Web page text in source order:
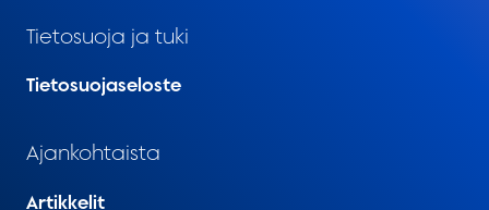
Tietosuoja ja tuki
Tietosuojaseloste
Ajankohtaista
Artikkelit